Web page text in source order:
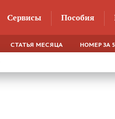
Сервисы Пособия
СТАТЬЯ МЕСЯЦА НОМЕР ЗА